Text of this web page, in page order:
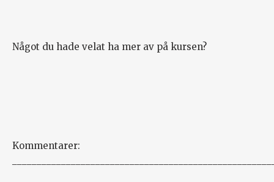
Något du hade velat ha mer av på kursen?
Kommentarer: